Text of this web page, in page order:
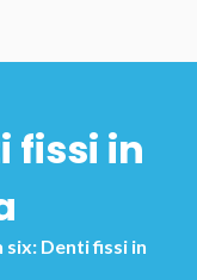
fissi in
six: Denti fissi in